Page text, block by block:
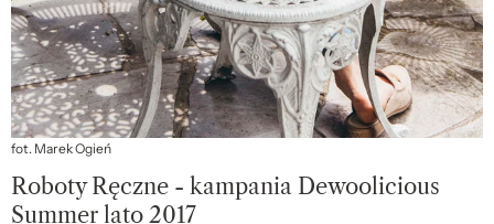
fot. Marek Ogień
Roboty Ręczne - kampania Dewoolicious
Summer lato 2017